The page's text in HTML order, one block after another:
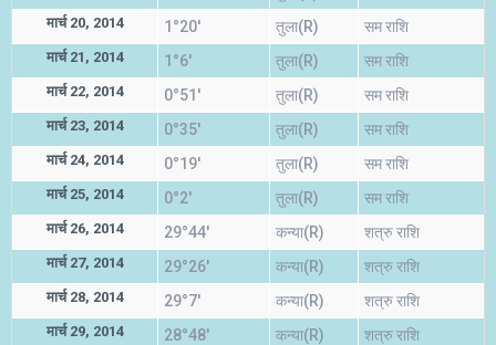
मार्च 20, 2014 1°20' तुला(R) सम राशि
मार्च 21, 2014 1°6' तुला(R) सम राशि
मार्च 22, 2014 0°51' तुला(R) सम राशि
मार्च 23, 2014 0°35' तुला(R) सम राशि
मार्च 24, 2014 0°19' तुला(R) सम राशि
मार्च 25, 2014 0°2' तुला(R) सम राशि
मार्च 26, 2014 29°44' कन्या(R) शत्रु राशि
मार्च 27, 2014 29°26' कन्या(R) शत्रु राशि
मार्च 28, 2014 29°7' कन्या(R) शत्रु राशि
मार्च 29, 2014 28°48' कन्या(R) शत्रु राशि